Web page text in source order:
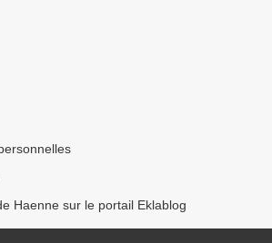
Haenne sur le portail Eklablog